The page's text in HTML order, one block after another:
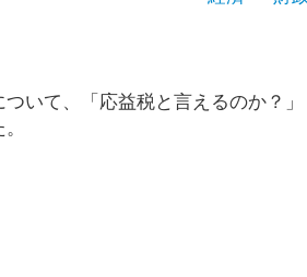
いて、「応益税と言えるのか？